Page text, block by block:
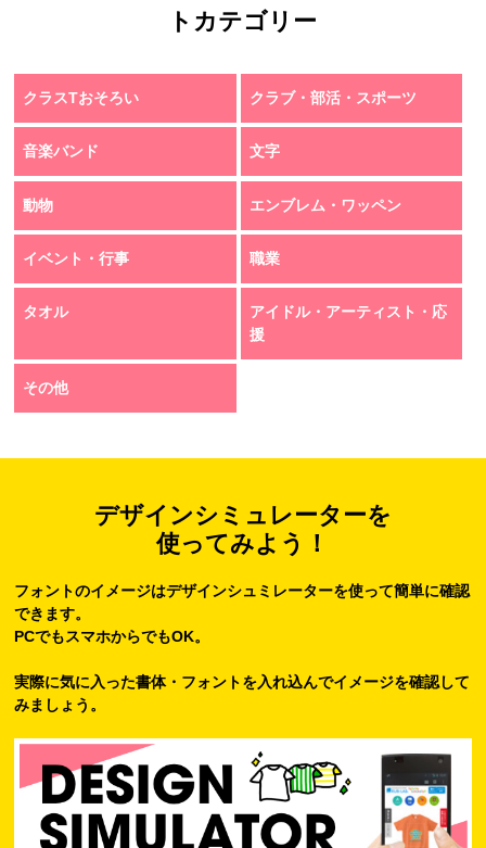
トカテゴリー
クラスTおそろい クラブ・部活・スポーツ
音楽バンド 文字
動物 エンブレム・ワッペン
イベント・行事 職業
タオル
アイドル・アーティスト・応
援
その他
デザインシミュレーターを
使ってみよう！
フォントのイメージはデザインシュミレーターを使って簡単に確認
できます。
PCでもスマホからでもOK。
実際に気に入った書体・フォントを入れ込んでイメージを確認して
みましょう。